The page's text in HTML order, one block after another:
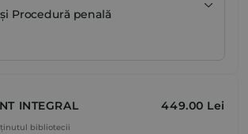
Procedură penală
INTEGRAL 449.00 Lei
bibliotecii